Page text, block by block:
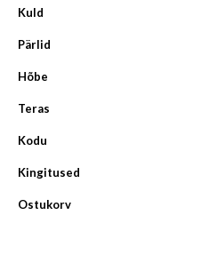
Kuld
Pärlid
Hõbe
Teras
Kodu
Kingitused
Ostukorv